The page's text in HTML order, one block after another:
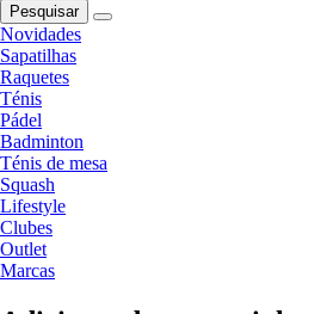
Pesquisar
Novidades
Sapatilhas
Raquetes
Ténis
Pádel
Badminton
Ténis de mesa
Squash
Lifestyle
Clubes
Outlet
Marcas